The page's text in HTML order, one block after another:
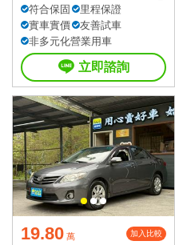
符合保固
里程保證
實車實價
友善試車
非多元化營業用車
立即諮詢
19.80 萬 加入比較